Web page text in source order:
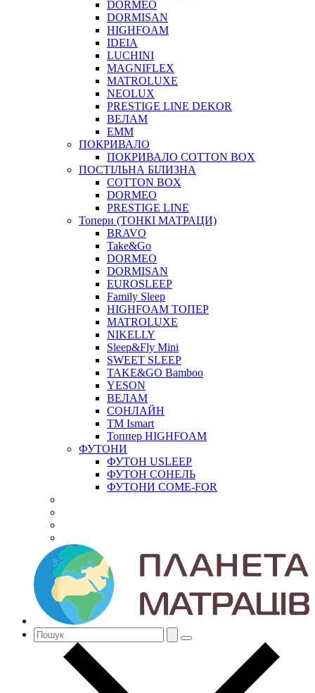
DORMEO
DORMISAN
HIGHFOAM
IDEIA
LUCHINI
MAGNIFLEX
MATROLUXE
NEOLUX
PRESTIGE LINE DEKOR
ВЕЛАМ
ЕММ
ПОКРИВАЛО
ПОКРИВАЛО COTTON BOX
ПОСТІЛЬНА БІЛИЗНА
COTTON BOX
DORMEO
PRESTIGE LINE
Топери (ТОНКІ МАТРАЦИ)
BRAVO
Take&Go
DORMEO
DORMISAN
EUROSLEEP
Family Sleep
HIGHFOAM ТОПЕР
MATROLUXE
NIKELLY
Sleep&Fly Mini
SWEET SLEEP
TAKE&GO Bamboo
YESON
ВЕЛАМ
СОНЛАЙН
ТМ Ismart
Топпер HIGHFOAM
ФУТОНИ
ФУТОН USLEEP
ФУТОН СОНЕЛЬ
ФУТОНИ COME-FOR